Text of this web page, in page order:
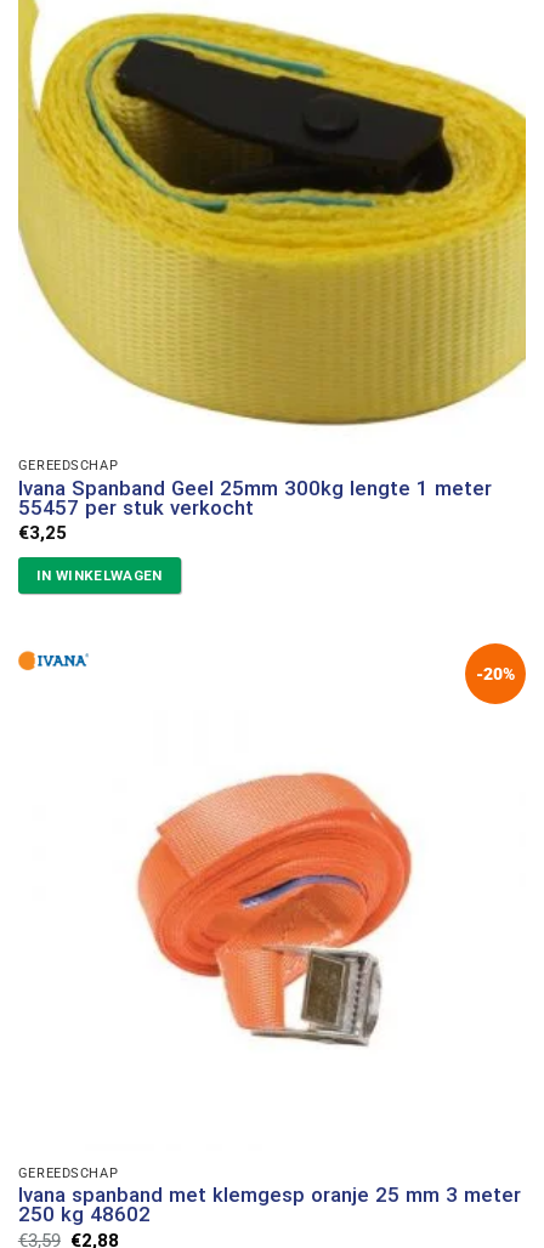
GEREEDSCHAP
Ivana Spanband Geel 25mm 300kg lengte 1 meter
55457 per stuk verkocht
€3,25
IN WINKELWAGEN
-20%
GEREEDSCHAP
Ivana spanband met klemgesp oranje 25 mm 3 meter
250 kg 48602
€3,59 Oorspronkelijke
€2,88Huidige